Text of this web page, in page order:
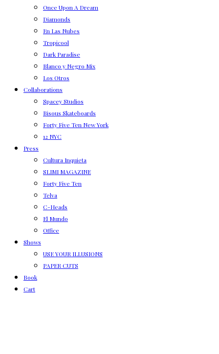
Once Upon A Dream
Diamonds
En Las Nubes
Tropicool
Dark Paradise
Blanco y Negro Mix
Los Otros
Collaborations
Spacey Studios
Bisous Skateboards
Forty Five Ten New York
12 NYC
Press
Cultura Inquieta
SLIMI MAGAZINE
Forty Five Ten
Telva
C-Heads
El Mundo
Office
Shows
USE YOUR ILLUSIONS
PAPER CUTS
Book
Cart